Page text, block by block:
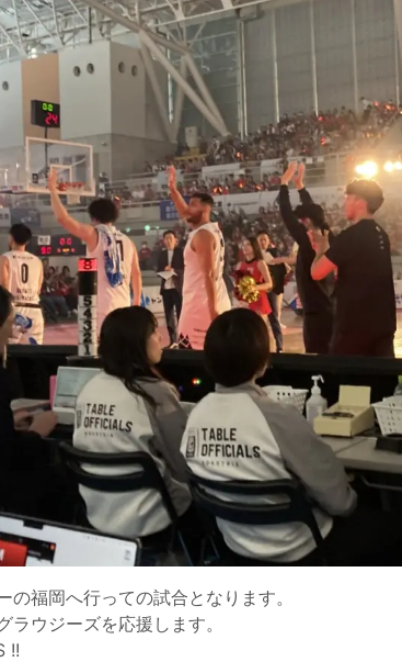
の福岡へ行っての試合となります。
ラウジーズを応援します。
!!